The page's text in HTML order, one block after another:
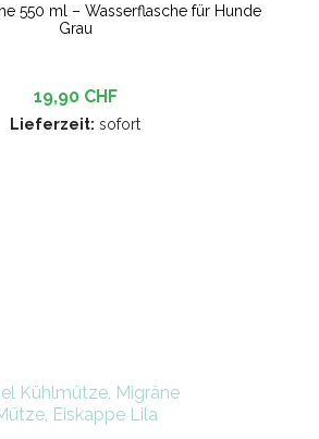
550 ml – Wasserflasche für Hunde
Grau
19,90 CHF
Lieferzeit: sofort